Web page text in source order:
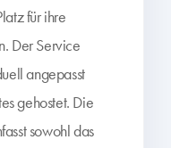
für ihre
Der Service
angepasst
gehostet. Die
sowohl das